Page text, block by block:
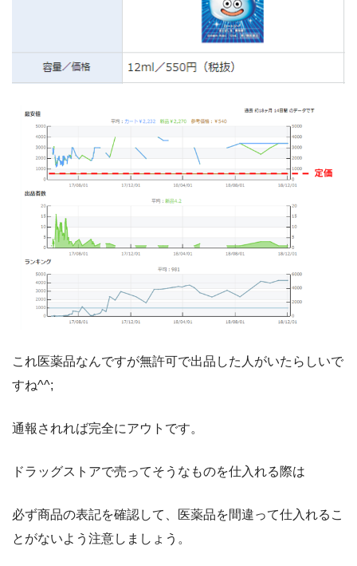
これ医薬品なんですが無許可で出品した人がいたらしいで
すね^^;
通報されれば完全にアウトです。
ドラッグストアで売ってそうなものを仕入れる際は
必ず商品の表記を確認して、医薬品を間違って仕入れるこ
とがないよう注意しましょう。